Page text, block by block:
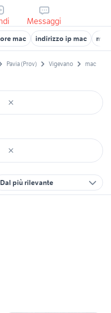
Messaggi
mac indirizzo ip mac
Pavia (Prov) Vigevano mac
Dal più rilevante